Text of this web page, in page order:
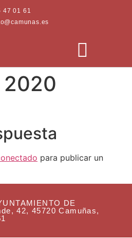
47 01 61
2020
para publicar un
DE
42, 45720 Camuñas,